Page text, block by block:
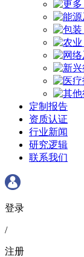
定制报告
资质认证
行业新闻
研究逻辑
联系我们
登录
/
注册